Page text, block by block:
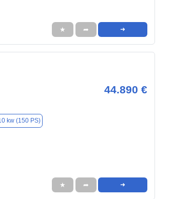
★ ➦ ➜
44.890 €
kw (150 PS)
★ ➦ ➜